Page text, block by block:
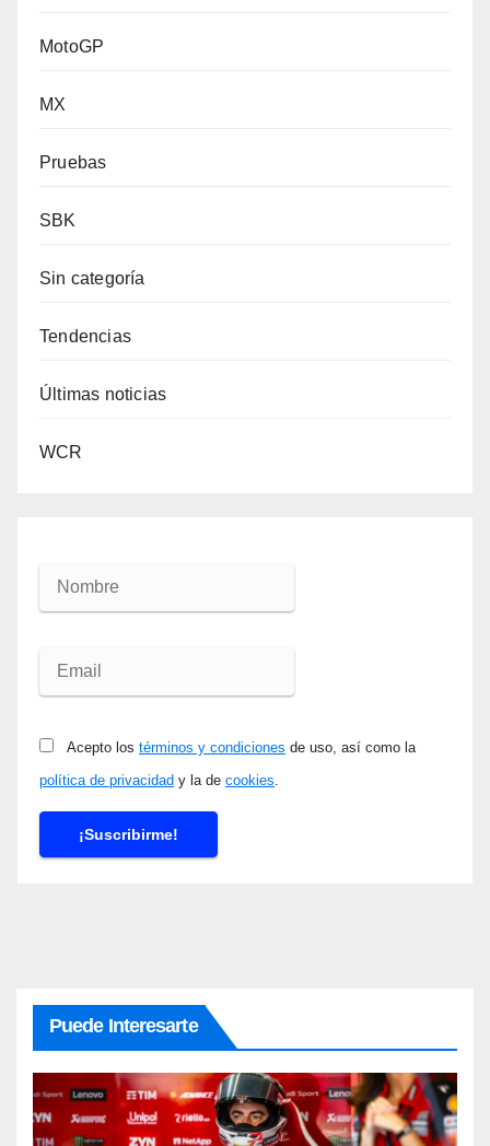
MotoGP
MX
Pruebas
SBK
Sin categoría
Tendencias
Últimas noticias
WCR
Acepto los términos y condiciones de uso, así como la
política de privacidad y la de cookies.
Puede Interesarte